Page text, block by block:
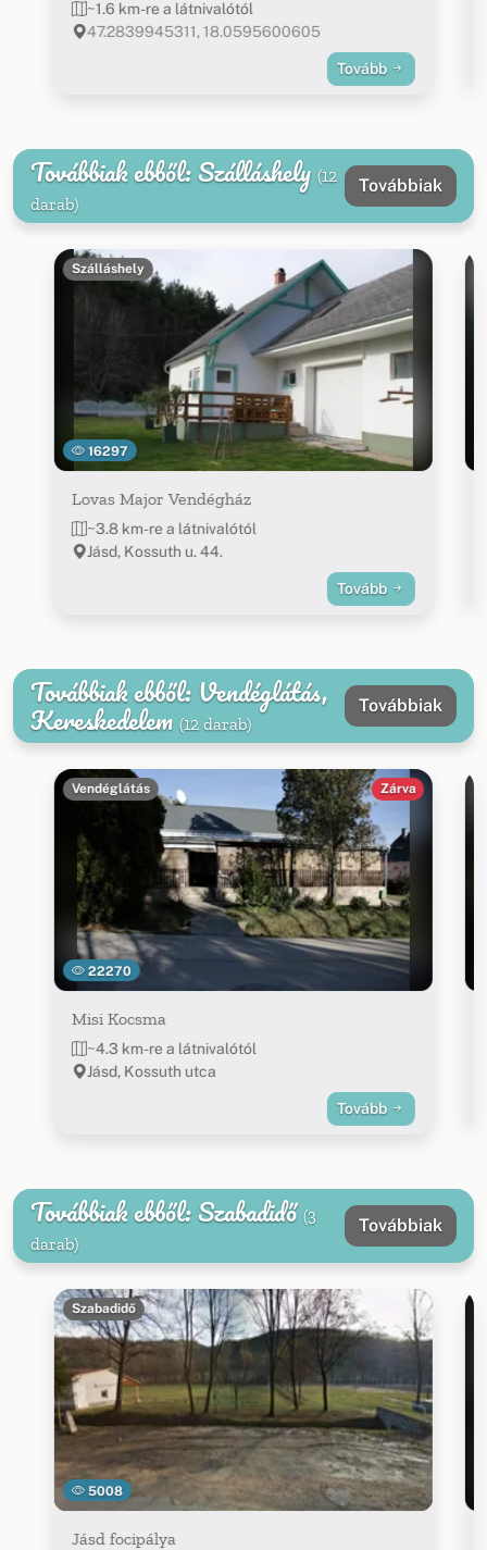
~1.6 km-re a látnivalótól
47.2839945311, 18.0595600605
Tovább
Továbbiak ebből: Szálláshely (12
darab)
Továbbiak
16297
Szálláshely
Lovas Major Vendégház
~3.8 km-re a látnivalótól
Jásd, Kossuth u. 44.
Tovább
Továbbiak ebből: Vendéglátás,
Kereskedelem (12 darab)
Továbbiak
22270
Vendéglátás Zárva
Misi Kocsma
~4.3 km-re a látnivalótól
Jásd, Kossuth utca
Tovább
Továbbiak ebből: Szabadidő (3
darab)
Továbbiak
5008
Szabadidő
Jásd focipálya